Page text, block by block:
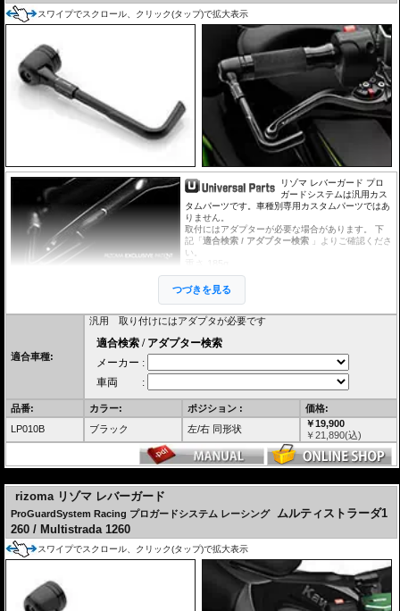
スワイプでスクロール、クリック(タップ)で拡大表示
リゾマ レバーガード プロ
ガードシステムは汎用カス
タムパーツです。車種別専用カスタムパーツではあ
りません。
取付にはアダプターが必要な場合があります。 下
記「適合検索 / アダプター検索 」よりご確認くださ
い。
適合 公道使用推奨
取付には別途アダプタが必要です。
・中空で内径Ø13-20mm 品番 LP200B スチール 90g
・中空で内径Ø14.5-20mm 品番 LPR200B アルミニウム 40g
メーカー純正ハンドルバーに関しては下記「
」よりご確認
つづきを見る
適合車種:
汎用 取り付けにはアダプタが必要です
品番: カラー: ポジション :
価格:
LP010B
ブラック 左/右 同形状
￥19,900
￥21,890(込)
rizoma リゾマ レバーガード
ProGuardSystem Racing プロガードシステム レーシング
ムルティストラーダ1
260 / Multistrada 1260
スワイプでスクロール、クリック(タップ)で拡大表示